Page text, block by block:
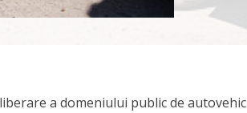
a domeniului public de